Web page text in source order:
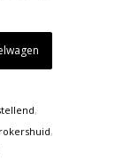
,
rokershuid,